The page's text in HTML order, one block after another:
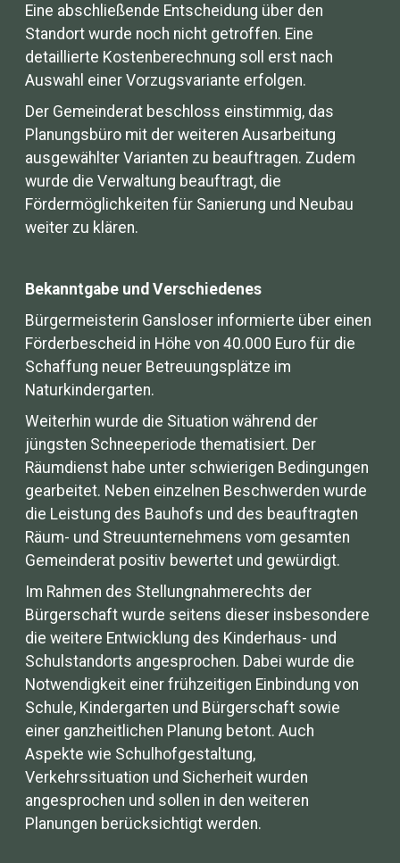
Eine abschließende Entscheidung über den
Standort wurde noch nicht getroffen. Eine
detaillierte Kostenberechnung soll erst nach
Auswahl einer Vorzugsvariante erfolgen.
Der Gemeinderat beschloss einstimmig, das
Planungsbüro mit der weiteren Ausarbeitung
ausgewählter Varianten zu beauftragen. Zudem
wurde die Verwaltung beauftragt, die
Fördermöglichkeiten für Sanierung und Neubau
weiter zu klären.
Bekanntgabe und Verschiedenes
Bürgermeisterin Gansloser informierte über einen
Förderbescheid in Höhe von 40.000 Euro für die
Schaffung neuer Betreuungsplätze im
Naturkindergarten.
Weiterhin wurde die Situation während der
jüngsten Schneeperiode thematisiert. Der
Räumdienst habe unter schwierigen Bedingungen
gearbeitet. Neben einzelnen Beschwerden wurde
die Leistung des Bauhofs und des beauftragten
Räum- und Streuunternehmens vom gesamten
Gemeinderat positiv bewertet und gewürdigt.
Im Rahmen des Stellungnahmerechts der
Bürgerschaft wurde seitens dieser insbesondere
die weitere Entwicklung des Kinderhaus- und
Schulstandorts angesprochen. Dabei wurde die
Notwendigkeit einer frühzeitigen Einbindung von
Schule, Kindergarten und Bürgerschaft sowie
einer ganzheitlichen Planung betont. Auch
Aspekte wie Schulhofgestaltung,
Verkehrssituation und Sicherheit wurden
angesprochen und sollen in den weiteren
Planungen berücksichtigt werden.